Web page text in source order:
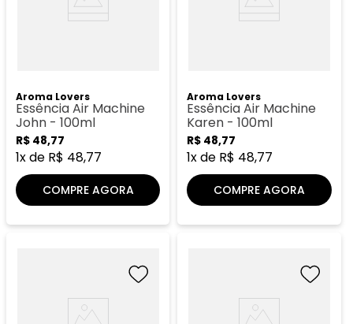
Aroma Lovers
Essência Air Machine
John - 100ml
R$ 48,77
1x de R$ 48,77
COMPRE AGORA
Aroma Lovers
Essência Air Machine
Karen - 100ml
R$ 48,77
1x de R$ 48,77
COMPRE AGORA